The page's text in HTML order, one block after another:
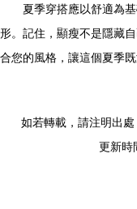
夏季穿搭應以舒適為
形。記住，顯瘦不是隱藏
合您的風格，讓這個夏季既
如若轉載，請注明出
更新時